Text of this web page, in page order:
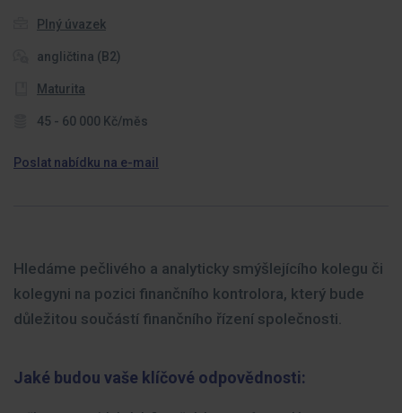
Plný úvazek
angličtina (B2)
Maturita
45 - 60 000 Kč/měs
Poslat nabídku na e-mail
Hledáme pečlivého a analyticky smýšlejícího kolegu či
kolegyni na pozici finančního kontrolora, který bude
důležitou součástí finančního řízení společnosti.
Jaké budou vaše klíčové odpovědnosti: